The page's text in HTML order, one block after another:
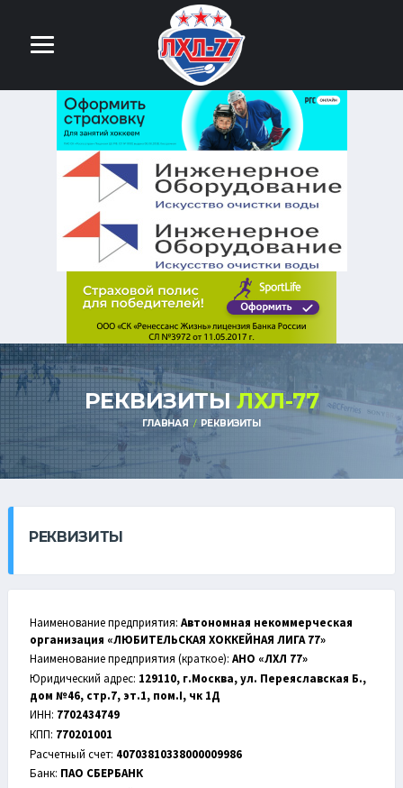
РЕКВИЗИТЫЛХЛ-77
ГЛАВНАЯ РЕКВИЗИТЫ
РЕКВИЗИТЫ
Наименование предприятия: Автономная некоммерческая
организация «ЛЮБИТЕЛЬСКАЯ ХОККЕЙНАЯ ЛИГА 77»
Наименование предприятия (краткое): АНО «ЛХЛ 77»
Юридический адрес: 129110, г.Москва, ул. Переяславская Б.,
дом №46, стр.7, эт.1, пом.I, чк 1Д
ИНН: 7702434749
КПП: 770201001
Расчетный счет: 40703810338000009986
Банк: ПАО СБЕРБАНК